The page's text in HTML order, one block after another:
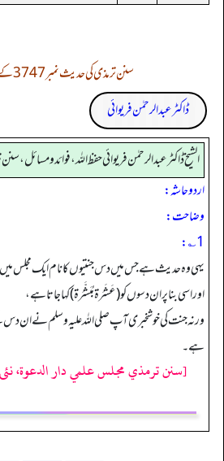
سنن ترمذی کی حدیث نمبر 3747 کے فوائد و مسائل
ڈاکٹر عبدالرحمٰن فریوائی
الشیخ ڈاکٹر عبد الرحمٰن فریوائی حفظ اللہ، فوائد و مسائل،
اردو حاشہ:
وضاحت:
1؎:
یہی وہ حدیث ہے جس میں دس جنتیوں کا نام ایک مجلس
اور اسی بنا پر ان دسوں کو (عَشَرَة مُبَشَّرَة) کہا جاتا ہے،
ورنہ جنت کی خوشخبری آپ صلی اللہ علیہ وسلم نے ان دس
ہے۔
[سنن ترمذي مجلس علمي دار الدعوة،